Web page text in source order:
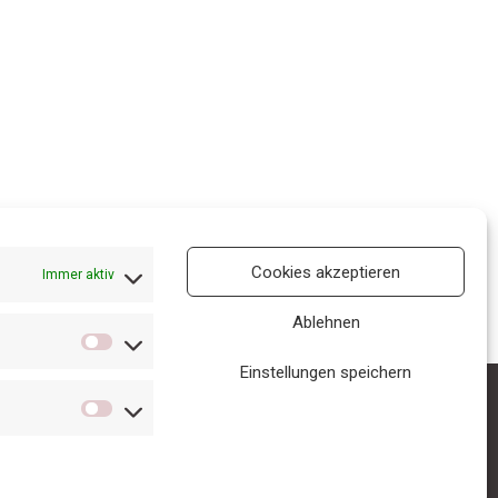
Immer aktiv Cookies akzeptieren
Ablehnen
Einstellungen speichern